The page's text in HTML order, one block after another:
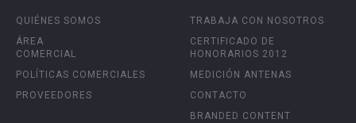
QUIÉNES SOMOS
ÁREA
COMERCIAL
POLÍTICAS COMERCIALES
PROVEEDORES
TRABAJA CON NOSOTROS
CERTIFICADO DE
HONORARIOS 2012
MEDICIÓN ANTENAS
CONTACTO
BRANDED CONTENT